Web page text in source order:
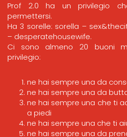
Prof 2.0 ha un privilegio
permettersi.
Ha 3 sorelle: sorella –
– desperatehousewife.
Ci sono almeno 20 buoni
privilegio:
ne hai sempre una da
ne hai sempre una da
ne hai sempre una che ti
a piedi
ne hai sempre una che ti
ne hai sempre una da